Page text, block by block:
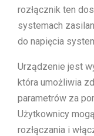
rozłącznik ten
systemach
do napięcia
Urządzenie jest
która umożliwia
parametrów za
Użytkownicy
rozłączania i